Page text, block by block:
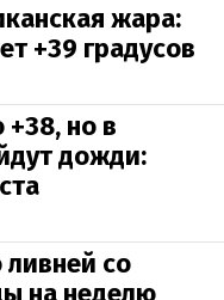
жара:
+39 градусов
но в
дожди:
со
на неделю